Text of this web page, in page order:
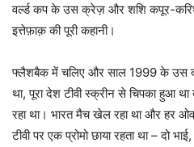
वर्ल्ड कप के उस क्रेज़ और शशि कपूर-
इत्तेफ़ाक़ की पूरी कहानी।
फ्लैशबैक में चलिए और साल 1999 के उस
था, पूरा देश टीवी स्क्रीन से चिपका हुआ
रहा था। भारत मैच खेल रहा था और हर
टीवी पर एक प्रोमो छाया रहता था – दो